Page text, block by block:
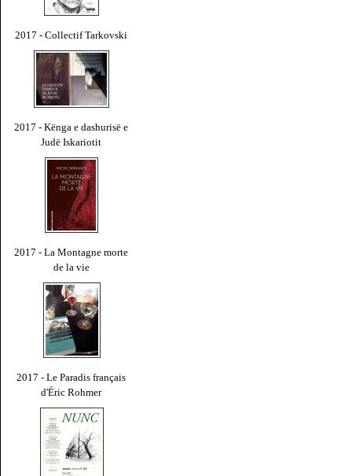
2017 - Collectif Tarkovski
2017 - Kënga e dashurisë e
Judë Iskariotit
2017 - La Montagne morte
de la vie
2017 - Le Paradis français
d'Éric Rohmer